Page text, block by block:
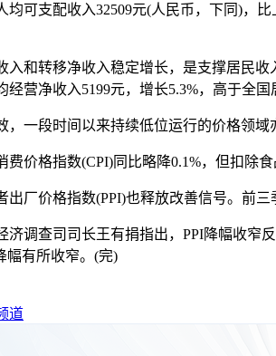
支配收入32509元(人民币，下同)，比
转移净收入稳定增长，是支撑居民收
营净收入5199元，增长5.3%，高于全国
一段时间以来持续低位运行的价格领域
格指数(CPI)同比略降0.1%，但扣除食
价格指数(PPI)也释放改善信号。前三
查司司长王有捐指出，PPI降幅收窄
幅有所收窄。(完)
道